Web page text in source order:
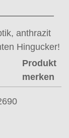
anthrazit
Hingucker!
Produkt
merken